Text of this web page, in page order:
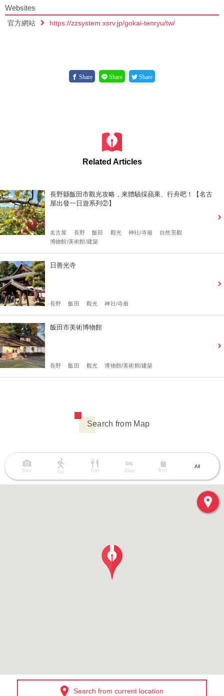
Websites
官方網站 https://zzsystem.xsrv.jp/gokai-tenryu/tw/
Share Share Share
Related Articles
長野縣飯田市觀光攻略，來體驗採蘋果、行舟吧！【名古
屋出發一日遊系列②】
名古屋 長野 飯田 觀光 神社/寺廟
自然景觀
博物館/美術館/建築
日善光寺
長野 飯田 觀光 神社/寺廟
飯田市美術博物館
長野 飯田 觀光 博物館/美術館/建築
Search from Map
See Do Eat Stay Buy
All
Search from current location